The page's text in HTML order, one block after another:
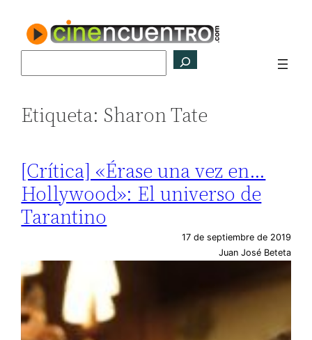
contenido
Etiqueta: Sharon Tate
[Crítica] «Érase una vez en…
Hollywood»: El universo de
Tarantino
17 de septiembre de 2019
Juan José Beteta